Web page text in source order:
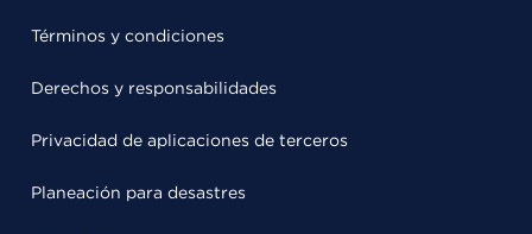
Términos y condiciones
Derechos y responsabilidades
Privacidad de aplicaciones de terceros
Planeación para desastres